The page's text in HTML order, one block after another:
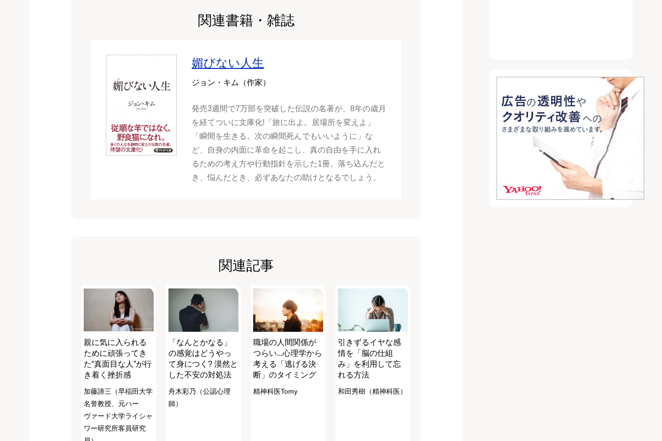
関連書籍・雑誌
媚びない人生
ジョン・キム（作家）
発売3週間で7万部を突破した伝説の名著が、8年の歳月
を経てついに文庫化!「旅に出よ。居場所を変えよ」
「瞬間を生きる。次の瞬間死んでもいいように」な
ど、自身の内面に革命を起こし、真の自由を手に入れ
るための考え方や行動指針を示した1冊。落ち込んだと
き、悩んだとき、必ずあなたの助けとなるでしょう。
関連記事
親に気に入られる
ために頑張ってき
た“真面目な人”が行
き着く挫折感
加藤諦三（早稲田大学
名誉教授、元ハー
ヴァード大学ライシャ
ワー研究所客員研究
「なんとかなる」
の感覚はどうやっ
て身につく? 漠然と
した不安の対処法
舟木彩乃（公認心理
師）
職場の人間関係が
つらい...心理学から
考える「逃げる決
断」のタイミング
精神科医Tomy
引きずるイヤな感
情を「脳の仕組
み」を利用して忘
れる方法
和田秀樹（精神科医）